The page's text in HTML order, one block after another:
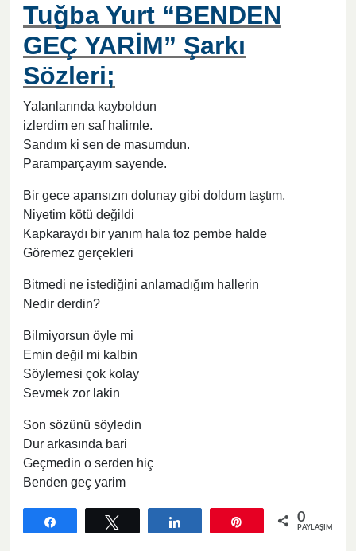
Tuğba Yurt “BENDEN
GEÇ YARİM” Şarkı
Sözleri;
Yalanlarında kayboldun
izlerdim en saf halimle.
Sandım ki sen de masumdun.
Paramparçayım sayende.
Bir gece apansızın dolunay gibi doldum taştım,
Niyetim kötü değildi
Kapkaraydı bir yanım hala toz pembe halde
Göremez gerçekleri
Bitmedi ne istediğini anlamadığım hallerin
Nedir derdin?
Bilmiyorsun öyle mi
Emin değil mi kalbin
Söylemesi çok kolay
Sevmek zor lakin
Son sözünü söyledin
Dur arkasında bari
Geçmedin o serden hiç
Benden geç yarim
0
PAYLAŞIMLAR